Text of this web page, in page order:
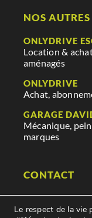
NOS
ONLYDRIVE
Location &
aménagés
ONLYDRIVE
Achat,
GARAGE
Mécanique,
marques
CONTACT
29 rue des
85250 Saint
Le respect de la vie